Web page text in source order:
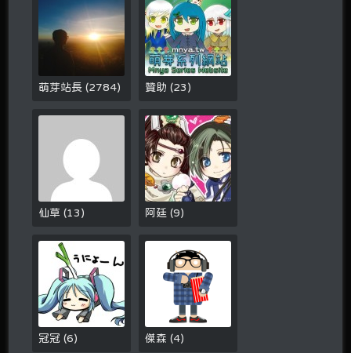
萌芽站長(2784) 贊助(23 )
仙草(13 ) 阿廷(9)
冠冠(6) 傑森(4)